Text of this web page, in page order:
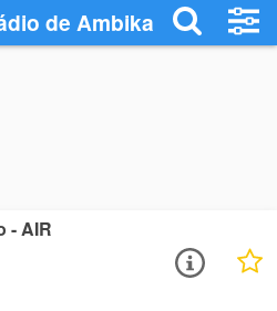
de Ambikapur - Ouça
- AIR